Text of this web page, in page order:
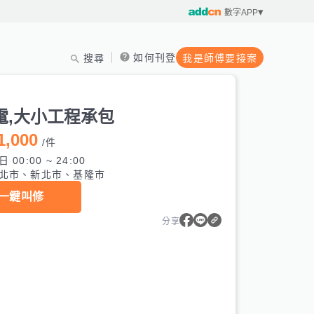
數字APP
搜尋 如何刊登 我是師傅要接案
,大小工程承包
/件
00:00 ~ 24:00
市、新北市、基隆市
鍵叫修
分享